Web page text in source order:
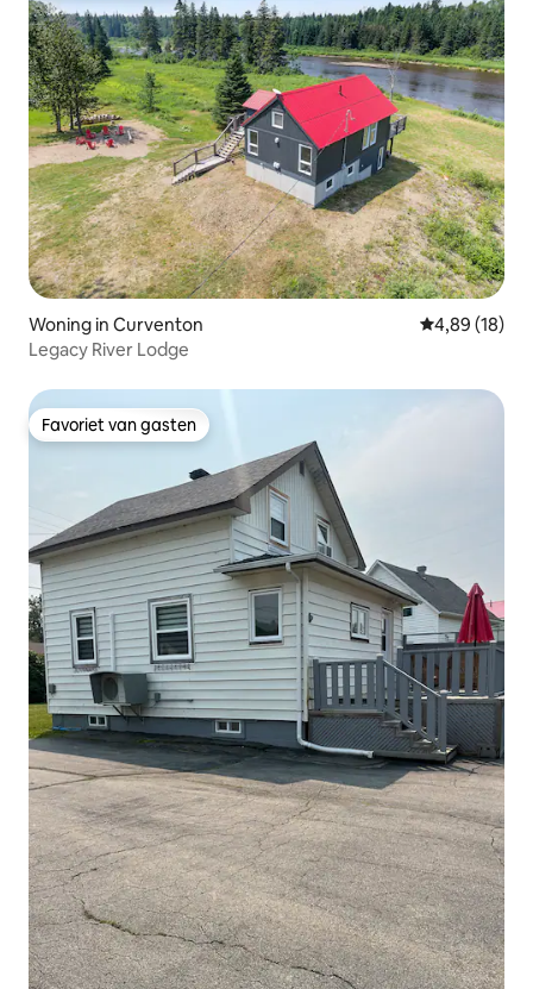
Woning in Curventon Gemiddelde
4,89 (18)
Legacy River Lodge
Favoriet van gasten
Favoriet van gasten